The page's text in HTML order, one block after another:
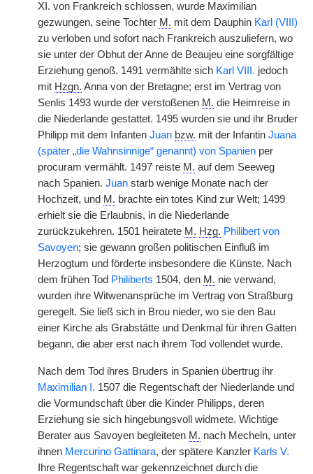
XI. von Frankreich schlossen, wurde Maximilian
gezwungen, seine Tochter M. mit dem Dauphin Karl (VIII)
zu verloben und sofort nach Frankreich auszuliefern, wo
sie unter der Obhut der Anne de Beaujeu eine sorgfältige
Erziehung genoß. 1491 vermählte sich Karl VIII. jedoch
mit Hzgn. Anna von der Bretagne; erst im Vertrag von
Senlis 1493 wurde der verstoßenen M. die Heimreise in
die Niederlande gestattet. 1495 wurden sie und ihr Bruder
Philipp mit dem Infanten Juan bzw. mit der Infantin Juana
(später „die Wahnsinnige“ genannt) von Spanien per
procuram vermählt. 1497 reiste M. auf dem Seeweg
nach Spanien. Juan starb wenige Monate nach der
Hochzeit, und M. brachte ein totes Kind zur Welt; 1499
erhielt sie die Erlaubnis, in die Niederlande
zurückzukehren. 1501 heiratete M. Hzg. Philibert von
Savoyen; sie gewann großen politischen Einfluß im
Herzogtum und förderte insbesondere die Künste. Nach
dem frühen Tod Philiberts 1504, den M. nie verwand,
wurden ihre Witwenansprüche im Vertrag von Straßburg
geregelt. Sie ließ sich in Brou nieder, wo sie den Bau
einer Kirche als Grabstätte und Denkmal für ihren Gatten
begann, die aber erst nach ihrem Tod vollendet wurde.
Nach dem Tod ihres Bruders in Spanien übertrug ihr
Maximilian I. 1507 die Regentschaft der Niederlande und
die Vormundschaft über die Kinder Philipps, deren
Erziehung sie sich hingebungsvoll widmete. Wichtige
Berater aus Savoyen begleiteten M. nach Mecheln, unter
ihnen Mercurino Gattinara, der spätere Kanzler Karls V.
Ihre Regentschaft war gekennzeichnet durch die